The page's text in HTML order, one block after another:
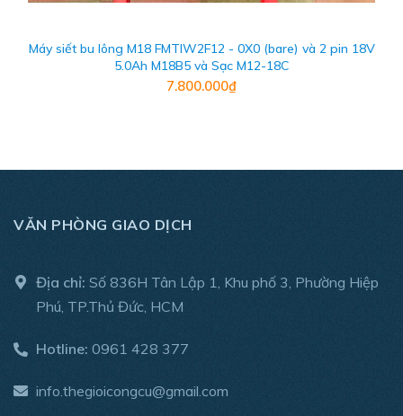
THÔNG SỐ KỸ THUẬT
- Công nghệ FUEL Có
- Điện thế pin: 12V
- Loại đầu cốt: 6.35mm cạnh vuông
- Lực xoắn tối đa (Nm): 54
Máy siết bu lông M18 FMTIW2F12 - 0X0 (bare) và 2 pin 18V
5.0Ah M18B5 và Sạc M12-18C
7.800.000₫
VĂN PHÒNG GIAO DỊCH
Địa chỉ: Số 836H Tân Lập 1, Khu phố 3, Phường Hiệp
Phú, TP.Thủ Đức, HCM
Hotline: 0961 428 377
info.thegioicongcu@gmail.com